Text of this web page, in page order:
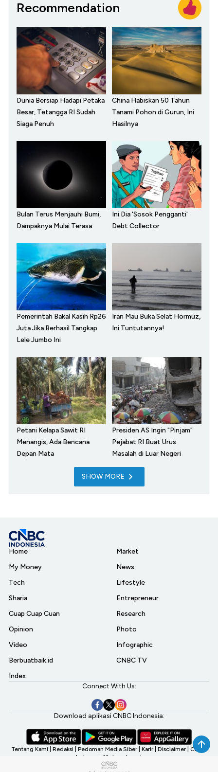
Recommendation
Dunia Bersiap Hadapi Petaka
Besar, Tetangga RI Sudah
Siaga Penuh
China Habiskan 50 Tahun
Tanami Pohon di Gurun, Ini
Hasilnya
Bulan Terus Menjauhi Bumi,
Dampaknya Mulai Terasa
Ini Dia 'Sosok Pengganti'
Debt Collector
Pemerintah Bakal Kasih Rp26
Juta Jika Berhasil Tangkap
Lele Jumbo Ini
Iran Mau Buka Selat Hormuz,
Ini Tuntutannya!
Petani Kelapa Sawit RI
Menangis, Ada Bencana
Depan Mata
Presiden AS Ingin "Pinjam"
Pejabat RI Buat Urus
Masalah di Luar Negeri
SHOW MORE
Home
My Money
Tech
Sharia
Cuap Cuap Cuan
Opinion
Video
Berbuatbaik.id
Index
Market
News
Lifestyle
Entrepreneur
Research
Photo
Infographic
CNBC TV
Connect With Us:
Download aplikasi CNBC Indonesia:
Tentang Kami Redaksi Pedoman Media Siber Karir Disclaimer CNBC
Indonesia My Investment
©2026 CNBC Indonesia, A Transmedia Company